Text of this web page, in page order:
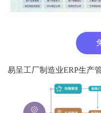
易呈工厂制造业ERP生产